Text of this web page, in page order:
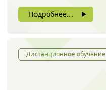
Подробнее...
Дистанционное обучение